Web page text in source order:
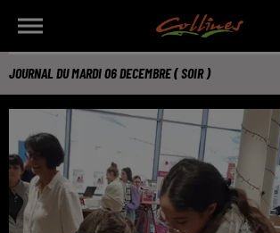
JOURNAL DU MARDI 06 DECEMBRE ( SOIR )